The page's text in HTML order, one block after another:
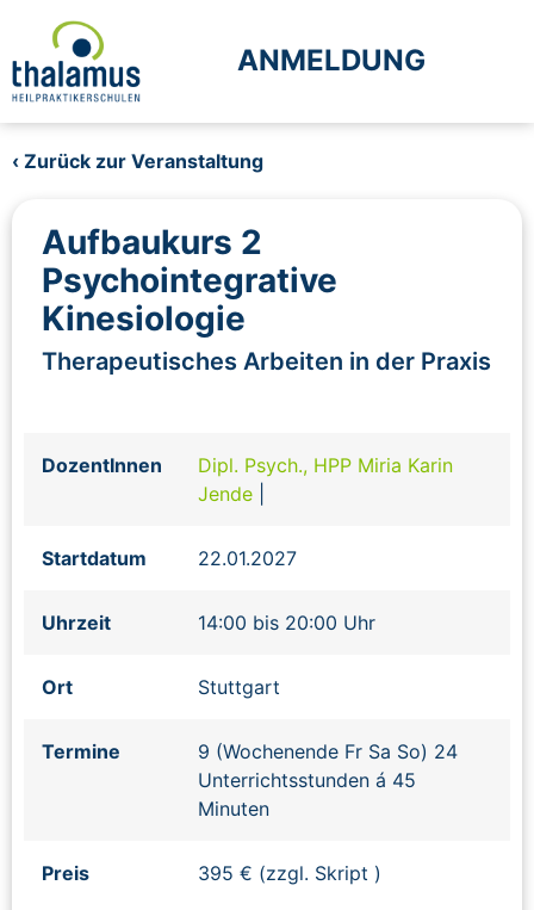
ANMELDUNG
‹ Zurück zur Veranstaltung
Aufbaukurs 2
Psychointegrative
Kinesiologie
Therapeutisches Arbeiten in der Praxis
DozentInnen
Dipl. Psych., HPP Miria Karin
Jende
Startdatum 22.01.2027
Uhrzeit 14:00 bis 20:00 Uhr
Ort Stuttgart
Termine
9 (Wochenende Fr Sa So) 24
Unterrichtsstunden á 45
Minuten
Preis 395 € (zzgl. Skript )